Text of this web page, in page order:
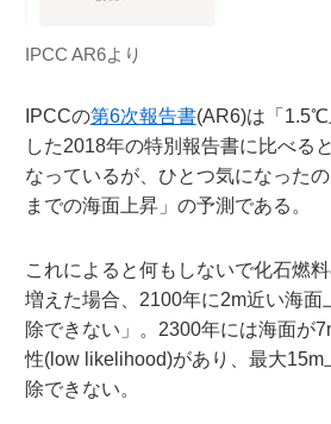
IPCC AR6より
IPCCの第6次報告書(AR6)は「1.5℃
した2018年の特別報告書に比べる
なっているが、ひとつ気になった
までの海面上昇」の予測である。
これによると何もしないで化石燃
増えた場合、2100年に2m近い海面
除できない」。2300年には海面が
性(low likelihood)があり、最大15m
除できない。